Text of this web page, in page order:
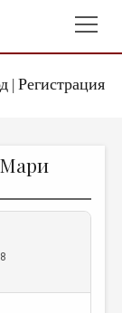
| Регистрация